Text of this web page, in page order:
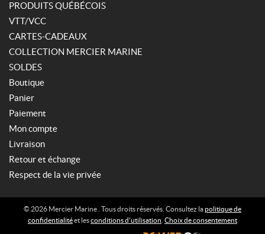
PRODUITS QUÉBÉCOIS
VTT/VCC
CARTES-CADEAUX
COLLECTION MERCIER MARINE
SOLDES
Boutique
Panier
Paiement
Mon compte
Livraison
Retour et échange
Respect de la vie privée
© 2026 Mercier Marine . Tous droits réservés. Consultez lapolitique de
confidentialitéet lesconditions d’utilisation Choix de consentement